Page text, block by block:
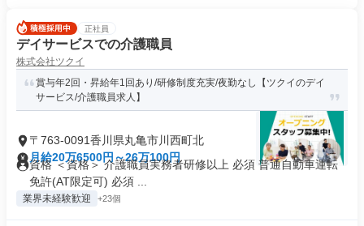
正社員
デイサービスでの介護職員
株式会社ツクイ
賞与年2回・昇給年1回あり/研修制度充実/夜勤なし【ツクイのデイ
サービス/介護職員求人】
〒763-0091香川県丸亀市川西町北
月給20万6500円～26万100円
資格 ＜資格＞ 介護職員実務者研修以上 必須 普通自動車運転
免許(AT限定可) 必須 ...
業界未経験歓迎 +23個